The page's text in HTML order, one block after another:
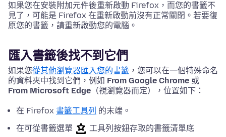
如果您在安裝附加元件後重新啟動 Firefox，而您的書籤不
見了，可能是 Firefox 在重新啟動前沒有正常關閉。若要復
原您的書籤，請重新啟動您的電腦。
匯入書籤後找不到它們
如果您從其他瀏覽器匯入您的書籤 ，您可以在一個特殊命名
的資料夾中找到它們，例如 From Google Chrome 或
From Microsoft Edge （視瀏覽器而定），位置如下：
在 Firefox 書籤工具列 的末端。
在可從書籤選單
工具列按鈕存取的書籤清單底